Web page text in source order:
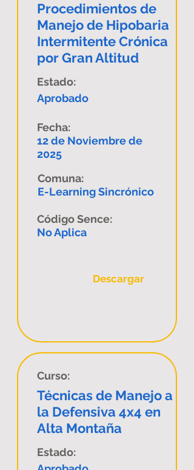
Procedimientos de
Manejo de Hipobaria
Intermitente Crónica
por Gran Altitud
Estado:
Aprobado
Fecha:
12 de Noviembre de
2025
Comuna:
E-Learning Sincrónico
Código Sence:
No Aplica
Descargar
Curso:
Técnicas de Manejo a
la Defensiva 4x4 en
Alta Montaña
Estado: